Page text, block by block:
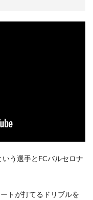
う選手とFCバルセロナ
トが打てるドリブルを